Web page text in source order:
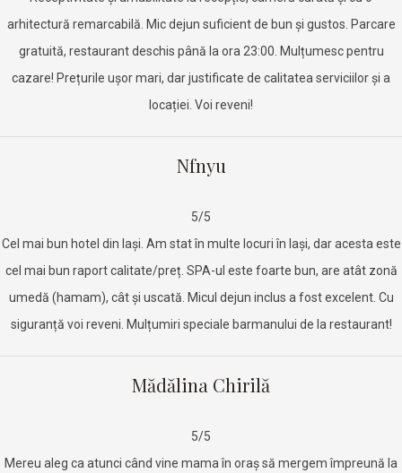
arhitectură remarcabilă. Mic dejun suficient de bun și gustos. Parcare
gratuită, restaurant deschis până la ora 23:00. Mulțumesc pentru
cazare! Prețurile ușor mari, dar justificate de calitatea serviciilor și a
locației. Voi reveni!
Nfnyu
5/5
Cel mai bun hotel din Iași. Am stat în multe locuri în Iași, dar acesta este
cel mai bun raport calitate/preț. SPA-ul este foarte bun, are atât zonă
umedă (hamam), cât și uscată. Micul dejun inclus a fost excelent. Cu
siguranță voi reveni. Mulțumiri speciale barmanului de la restaurant!
Mădălina Chirilă
5/5
Mereu aleg ca atunci când vine mama în oraș să mergem împreună la